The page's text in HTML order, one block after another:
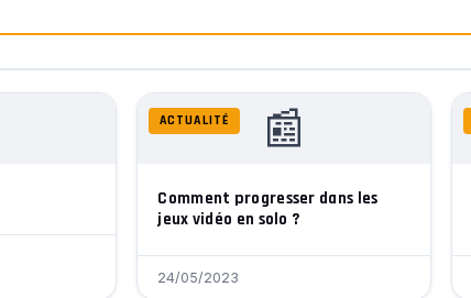
📰
ACTUALITÉ
Comment progresser dans les
jeux vidéo en solo ?
24/05/2023